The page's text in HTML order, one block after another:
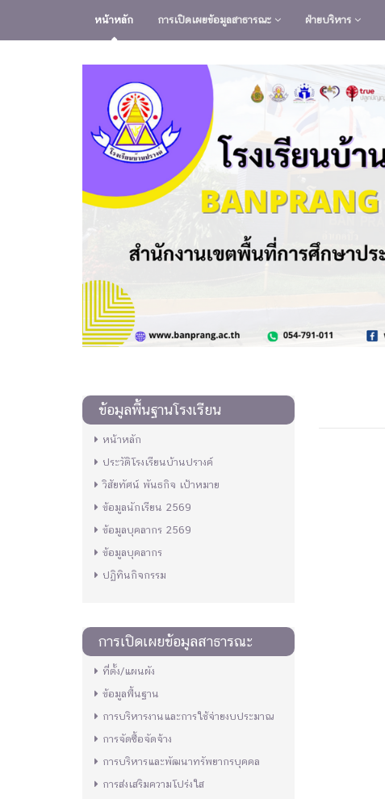
หน้าหลัก การเปิดเผยข้อมูลสาธารณะ ฝ่ายบริหาร
ข้อมูลพื้นฐานโรงเรียน
หน้าหลัก
ประวัติโรงเรียนบ้านปรางค์
วิสัยทัศน์ พันธกิจ เป้าหมาย
ข้อมูลนักเรียน 2569
ข้อมูลบุคลากร 2569
ข้อมูลบุคลากร
ปฏิทินกิจกรรม
การเปิดเผยข้อมูลสาธารณะ
ที่ตั้ง/แผนผัง
ข้อมูลพื้นฐาน
การบริหารงานและการใช้จ่ายงบประมาณ
การจัดซื้อจัดจ้าง
การบริหารและพัฒนาทรัพยากรบุคคล
การส่งเสริมความโปร่งใส